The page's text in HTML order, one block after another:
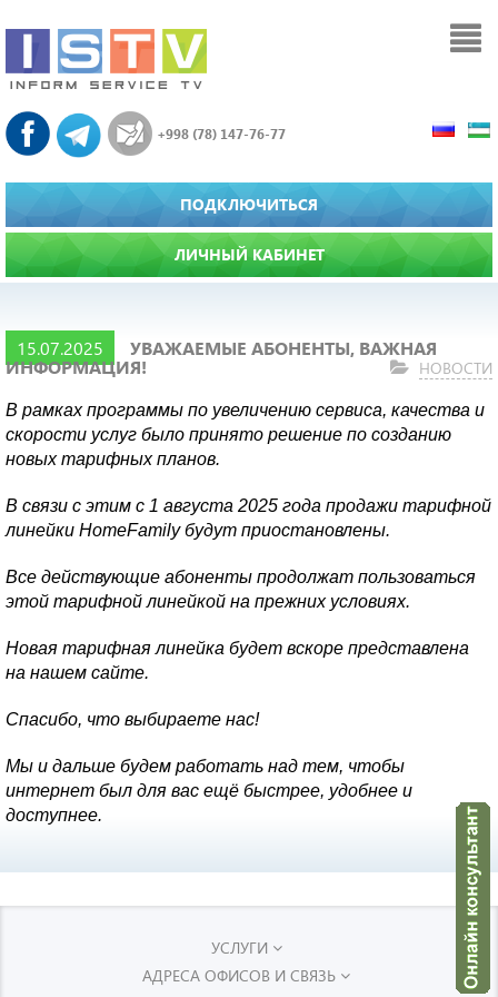
+998 (78) 147-76-77
ПОДКЛЮЧИТЬСЯ
ЛИЧНЫЙ КАБИНЕТ
15.07.2025
УВАЖАЕМЫЕ АБОНЕНТЫ, ВАЖНАЯ
ИНФОРМАЦИЯ!
НОВОСТИ
В рамках программы по увеличению сервиса, качества и
скорости услуг было принято решение по созданию
новых тарифных планов.
В связи с этим с 1 августа 2025 года продажи тарифной
линейки HomeFamily будут приостановлены.
Все действующие абоненты продолжат пользоваться
этой тарифной линейкой на прежних условиях.
Новая тарифная линейка будет вскоре представлена
на нашем сайте.
Спасибо, что выбираете нас!
Мы и дальше будем работать над тем, чтобы
интернет был для вас ещё быстрее, удобнее и
доступнее.
УСЛУГИ
АДРЕСА ОФИСОВ И СВЯЗЬ